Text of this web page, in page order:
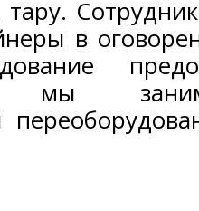
в
мы